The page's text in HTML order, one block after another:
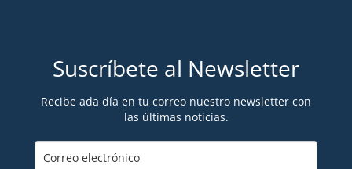
Suscríbete al Newsletter
Recibe ada día en tu correo nuestro newsletter con
las últimas noticias.